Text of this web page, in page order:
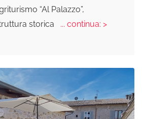
“Al Palazzo”,
storica
... continua: >